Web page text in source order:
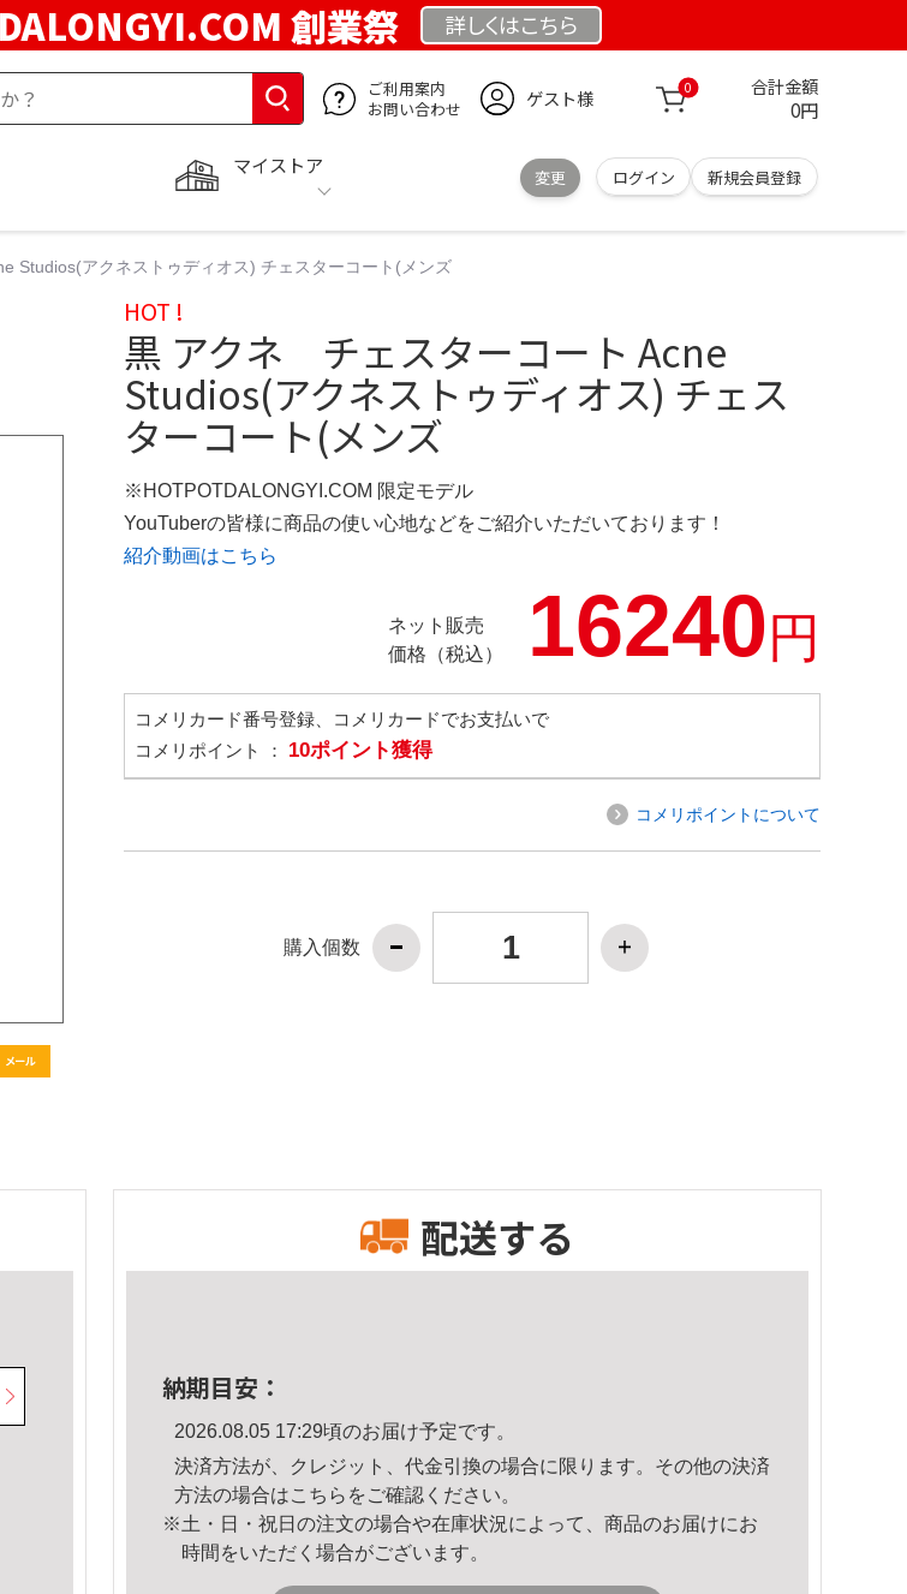
創業祭 詳しくはこちら
ご利用案内
お問い合わせ
ゲスト様 0 合計金額
0円
マイストア
変更 ログイン 新規会員登録
Studios(アクネストゥディオス) チェスターコート(メンズ
HOT !
黒 アクネ チェスターコート Acne
Studios(アクネストゥディオス) チェス
ターコート(メンズ
※HOTPOTDALONGYI.COM 限定モデル
YouTuberの皆様に商品の使い心地などをご紹介いただいております！
紹介動画はこちら
ネット販売
価格（税込）
16240円
コメリカード番号登録、コメリカードでお支払いで
コメリポイント ： 10ポイント獲得
コメリポイントについて
購入個数
配送する
納期目安：
2026.08.05 17:29頃のお届け予定です。
決済方法が、クレジット、代金引換の場合に限ります。その他の決済
方法の場合はこちら をご確認ください。
※土・日・祝日の注文の場合や在庫状況によって、商品のお届けにお
時間をいただく場合がございます。